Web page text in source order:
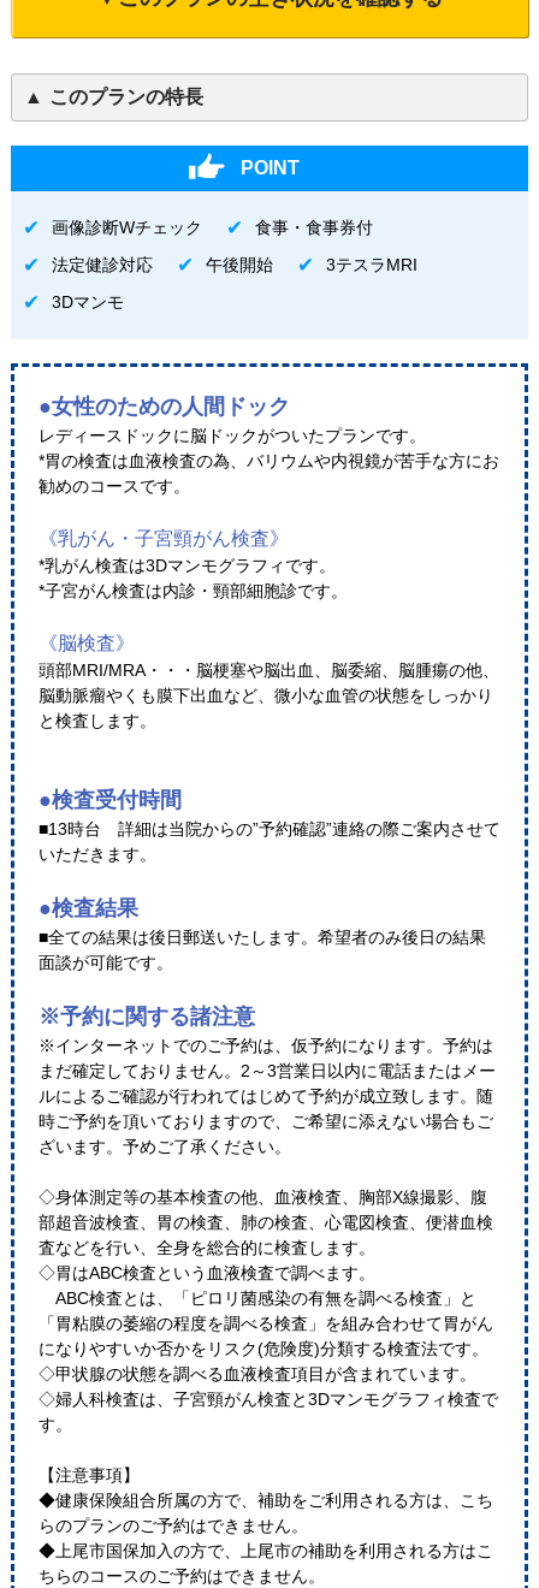
このプランの特長
POINT
画像診断Wチェック
食事・食事券付
法定健診対応
午後開始
3テスラMRI
3Dマンモ
●女性のための人間ドック
レディースドックに脳ドックがついたプランです。
*胃の検査は血液検査の為、バリウムや内視鏡が苦手な方にお
勧めのコースです。
《乳がん・子宮頸がん検査》
*乳がん検査は3Dマンモグラフィです。
*子宮がん検査は内診・頸部細胞診です。
《脳検査》
頭部MRI/MRA・・・脳梗塞や脳出血、脳委縮、脳腫瘍の他、
脳動脈瘤やくも膜下出血など、微小な血管の状態をしっかり
と検査します。
●検査受付時間
■13時台 詳細は当院からの”予約確認”連絡の際ご案内させて
いただきます。
●検査結果
■全ての結果は後日郵送いたします。希望者のみ後日の結果
面談が可能です。
※予約に関する諸注意
※インターネットでのご予約は、仮予約になります。予約は
まだ確定しておりません。2～3営業日以内に電話またはメー
ルによるご確認が行われてはじめて予約が成立致します。随
時ご予約を頂いておりますので、ご希望に添えない場合もご
ざいます。予めご了承ください。
◇身体測定等の基本検査の他、血液検査、胸部X線撮影、腹
部超音波検査、胃の検査、肺の検査、心電図検査、便潜血検
査などを行い、全身を総合的に検査します。
◇胃はABC検査という血液検査で調べます。
ABC検査とは、「ピロリ菌感染の有無を調べる検査」と
「胃粘膜の萎縮の程度を調べる検査」を組み合わせて胃がん
になりやすいか否かをリスク(危険度)分類する検査法です。
◇甲状腺の状態を調べる血液検査項目が含まれています。
◇婦人科検査は、子宮頸がん検査と3Dマンモグラフィ検査で
す。
【注意事項】
◆健康保険組合所属の方で、補助をご利用される方は、こち
らのプランのご予約はできません。
◆上尾市国保加入の方で、上尾市の補助を利用される方はこ
ちらのコースのご予約はできません。